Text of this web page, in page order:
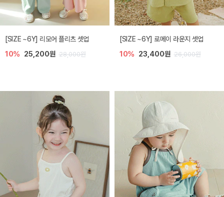
[SIZE ~6Y] 리모어 플리츠 셋업
10% 25,200원 28,000원
[SIZE ~6Y] 로메이 라운지 셋업
10% 23,400원 26,000원